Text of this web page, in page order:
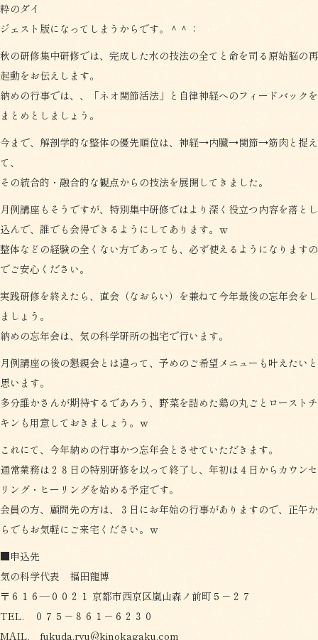
粋のダイ
ジェスト版になってしまうからです。＾＾；
秋の研修集中研修では、完成した水の技法の全てと命を司る原始脳の再
起動をお伝えします。
納めの行事では、、「ネオ関節活法」と自律神経へのフィードバックを
まとめとしましょう。
今まで、解剖学的な整体の優先順位は、神経→内臓→関節→筋肉と捉え
て、
その統合的・融合的な観点からの技法を展開してきました。
月例講座もそうですが、特別集中研修ではより深く役立つ内容を落とし
込んで、誰でも会得できるようにしてあります。ｗ
整体などの経験の全くない方であっても、必ず使えるようになりますの
でご安心ください。
実践研修を終えたら、直会（なおらい）を兼ねて今年最後の忘年会をし
ましょう。
納めの忘年会は、気の科学研所の拙宅で行います。
月例講座の後の懇親会とは違って、予めのご希望メニューも叶えたいと
思います。
多分誰かさんが期待するであろう、野菜を詰めた鶏の丸ごとローストチ
キンも用意しておきましょう。ｗ
これにて、今年納めの行事かつ忘年会とさせていただきます。
通常業務は２８日の特別研修を以って終了し、年初は４日からカウンセ
リング・ヒーリングを始める予定です。
会員の方、顧問先の方は、３日にお年始の行事がありますので、正午か
らでもお気軽にご来宅ください。ｗ
■申込先
気の科学代表 福田龍博
〒６１６―００２１ 京都市西京区嵐山森ノ前町５－２７
TEL. ０７５－８６１－６２３０
MAIL. fukuda.ryu@kinokagaku.com